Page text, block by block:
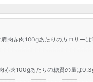
肉赤肉100gあたりのカロリーは
赤肉100gあたりの糖質の量は0.3g